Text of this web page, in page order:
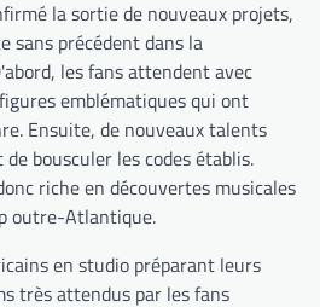
la sortie de nouveaux projets,
sans précédent dans la
les fans attendent avec
emblématiques qui ont
Ensuite, de nouveaux talents
bousculer les codes établis.
riche en découvertes musicales
outre-Atlantique.